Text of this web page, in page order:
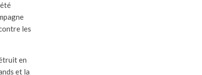
les
en
et la